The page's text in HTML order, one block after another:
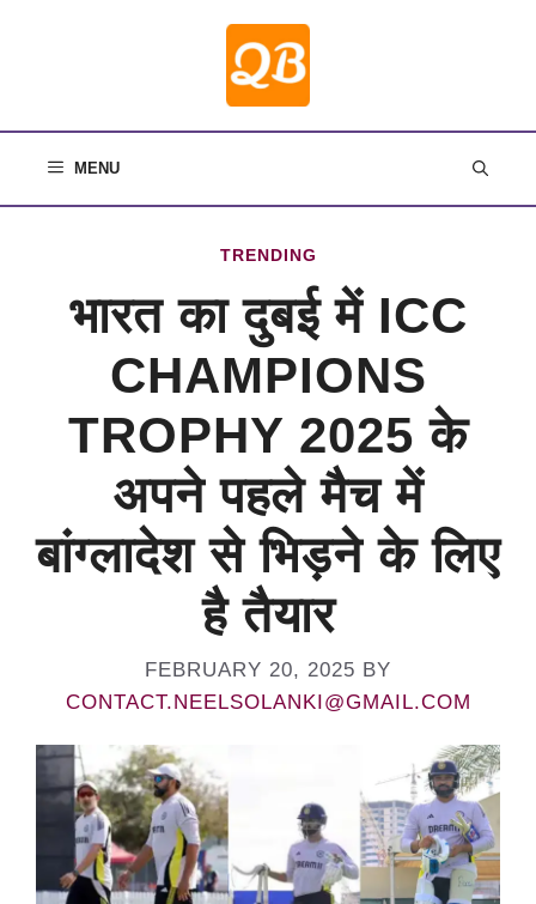
MENU
TRENDING
भारत का दुबई में ICC
CHAMPIONS
TROPHY 2025 के
अपने पहले मैच में
बांग्लादेश से भिड़ने के लिए
है तैयार
FEBRUARY 20, 2025 BY
CONTACT.NEELSOLANKI@GMAIL.COM